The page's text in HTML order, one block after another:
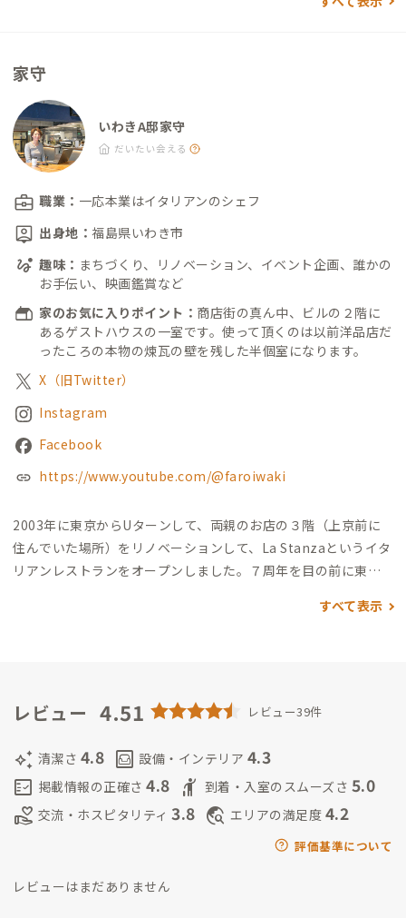
家守
いわきA邸家守
だいたい会える
職業： 一応本業はイタリアンのシェフ
出身地： 福島県いわき市
趣味： まちづくり、リノベーション、イベント企画、誰かの
お手伝い、映画鑑賞など
家のお気に入りポイント： 商店街の真ん中、ビルの２階に
あるゲストハウスの一室です。使って頂くのは以前洋品店だ
ったころの本物の煉瓦の壁を残した半個室になります。
X（旧Twitter）
Instagram
Facebook
https://www.youtube.com/@faroiwaki
2003年に東京からUターンして、両親のお店の３階（上京前に
住んでいた場所）をリノベーションして、La Stanzaというイタ
リアンレストランをオープンしました。 ７周年を目の前に東日
者さんたちと仲良くなっていきイベント等色々なことをやって
売を閉じるタイミングでリノベーション工事を始め、1、2階に
来ている商店街に新しい風を吹き込みたい、と言う気持ちもあ
りました。
１階がカフェラウンジ、２階がゲストハウス、３階
が自分のイタリアンレストランになっています。1階のラウンジ
では、地元の食材を使ったごはんや地酒など用意しています。コ
ロナ禍で宿泊のお客様がなかなか来なかった時期も、ラウンジ
ンジでのマルシェイベントやライブなど、少しずつ始めていま
すべて表示
レビュー 4.51 レビュー39件
auto_awesome 清潔さ 4.8 living 設備・インテリア 4.3
fact_check 掲載情報の正確さ 4.8 hail 到着・入室のスムーズさ 5.0
volunteer_activism 交流・ホスピタリティ 3.8 travel_explore エリアの満足度 4.2
評価基準について
レビューはまだありません